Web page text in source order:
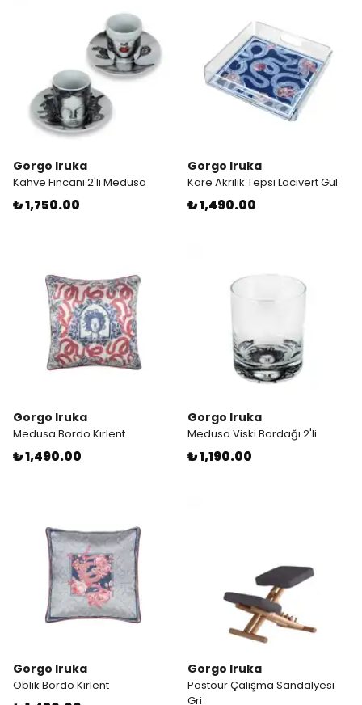
Gorgo Iruka
Kahve Fincanı 2'li Medusa
₺ 1,750.00
Gorgo Iruka
Kare Akrilik Tepsi Lacivert Gül
₺ 1,490.00
Gorgo Iruka
Medusa Bordo Kırlent
₺ 1,490.00
Gorgo Iruka
Medusa Viski Bardağı 2'li
₺ 1,190.00
Gorgo Iruka
Oblik Bordo Kırlent
Gorgo Iruka
Postour Çalışma Sandalyesi
Gri